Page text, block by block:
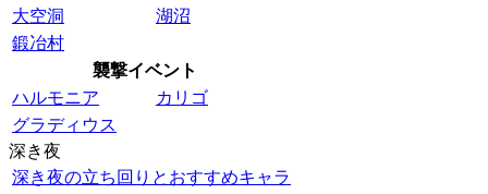
大空洞
湖沼
鍛冶村
襲撃イベント
ハルモニア
カリゴ
グラディウス
深き夜
深き夜の立ち回りとおすすめキャラ